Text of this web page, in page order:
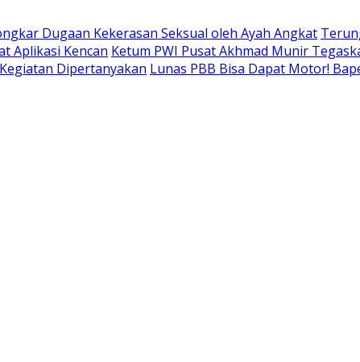
Dugaan Kekerasan Seksual oleh Ayah Angkat
Aplikasi Kencan Ketum PWI Pusat Akhmad Munir
Dipertanyakan Lunas PBB Bisa Dapat Motor!